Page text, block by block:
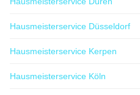
Hausmeisterservice Düsseldorf
Hausmeisterservice Kerpen
Hausmeisterservice Köln